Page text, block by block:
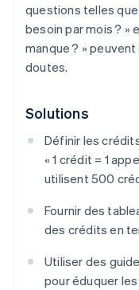
questions telles
besoin par mois ? »
manque ? »
doutes.
Solutions
Définir les
« 1 crédit = 1
utilisent 500
Fournir des
des crédits en
Utiliser des
pour éduquer